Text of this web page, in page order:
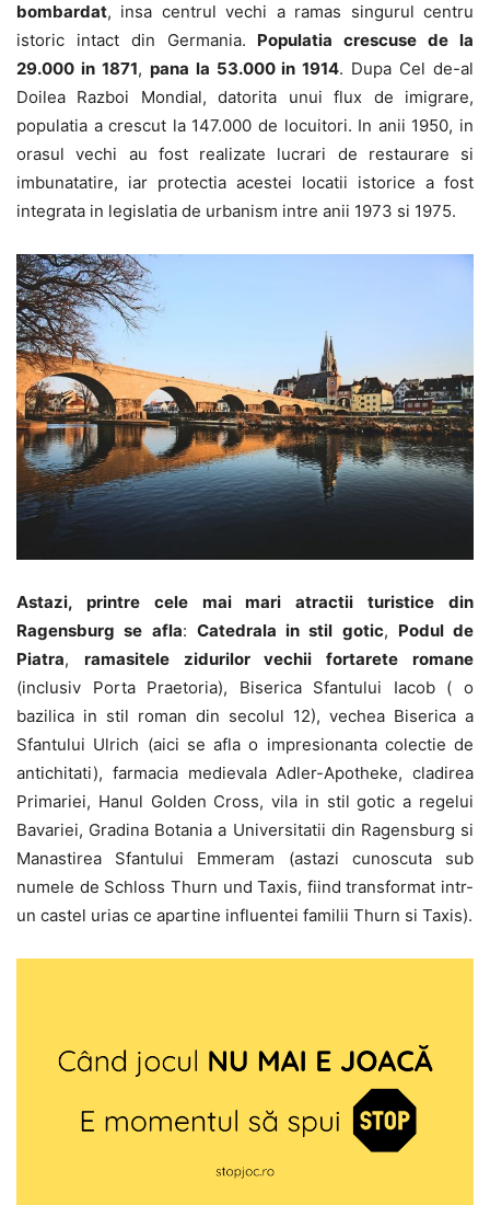
bombardat, insa centrul vechi a ramas singurul centru
istoric intact din Germania. Populatia crescuse de la
29.000 in 1871, pana la 53.000 in 1914. Dupa Cel de-al
Doilea Razboi Mondial, datorita unui flux de imigrare,
populatia a crescut la 147.000 de locuitori. In anii 1950, in
orasul vechi au fost realizate lucrari de restaurare si
imbunatatire, iar protectia acestei locatii istorice a fost
integrata in legislatia de urbanism intre anii 1973 si 1975.
Astazi, printre cele mai mari atractii turistice din
Ragensburg se afla: Catedrala in stil gotic, Podul de
Piatra, ramasitele zidurilor vechii fortarete romane
(inclusiv Porta Praetoria), Biserica Sfantului Iacob ( o
bazilica in stil roman din secolul 12), vechea Biserica a
Sfantului Ulrich (aici se afla o impresionanta colectie de
antichitati), farmacia medievala Adler-Apotheke, cladirea
Primariei, Hanul Golden Cross, vila in stil gotic a regelui
Bavariei, Gradina Botania a Universitatii din Ragensburg si
Manastirea Sfantului Emmeram (astazi cunoscuta sub
numele de Schloss Thurn und Taxis, fiind transformat intr-
un castel urias ce apartine influentei familii Thurn si Taxis).